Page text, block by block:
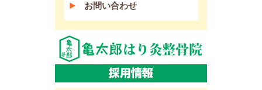
お問い合わせ